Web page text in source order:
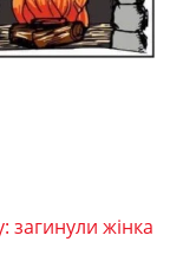
загинули жінка